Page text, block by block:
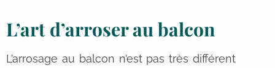
L’art d’arroser au balcon
L’arrosage au balcon n’est pas très différent